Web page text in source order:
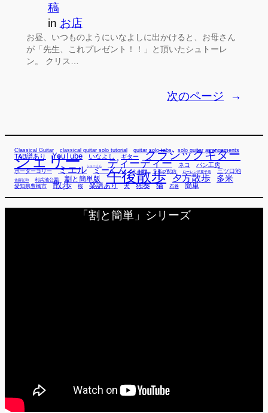
稿
in お店
お昼、いつものようにいなよしに出かけると、お母さん
が「先生、これプレゼント！！」と頂いたシュトーレ
ン。 クリス…
次のページ →
Classical Guitar classical guitar solo tutorial guitar solo tabs solo guitar arrangements
TAB譜あり YouTube いなよし ギター クラシックギター
シェリー シューくん ディーディー ネコ パン工房
ボーダーコリー ミエル ミーくん ミー君 ライブ配信 ローレン洋菓子店 三ツ口池
佐藤弘和 利兵池公園 割と簡単版 午後散歩 夕方散歩 多米
愛知県豊橋市 散歩 桜 楽譜あり 犬 独奏 猫 石巻 簡単
「割と簡単」シリーズ